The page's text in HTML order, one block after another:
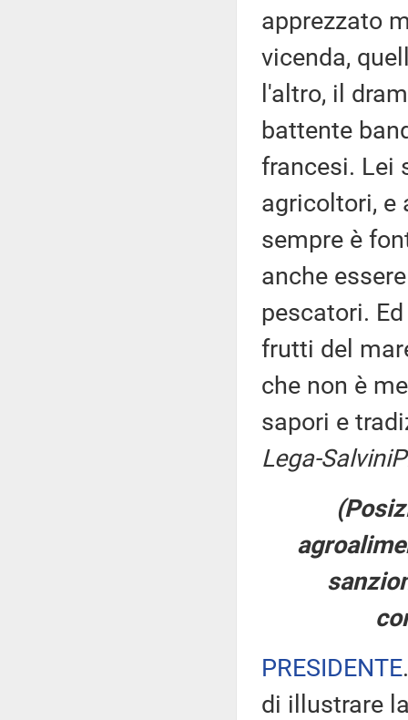
apprezzato
vicenda,
l'altro, il
battente
francesi. Lei
agricoltori, e
sempre è
anche
pescatori.
frutti del
che non è
sapori e
Lega-Salvini
PRESIDENTE
di illustrare